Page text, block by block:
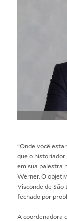
“Onde você
que o historiador
em sua palestra
Werner. O
Visconde de São
fechado por
A coordenadora